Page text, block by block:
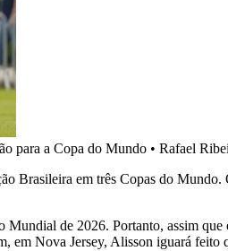
para a Copa do Mundo • Rafael
Brasileira em três Copas do
de 2026. Portanto, assim
Nova Jersey, Alisson iguará feito